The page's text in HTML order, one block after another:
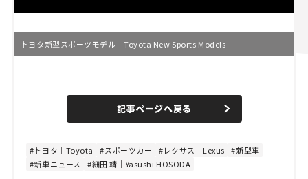
トヨタ新型スポーツモデル｜Toyota New Sports Models
n
e
d
8
8
記事ページへ戻る
トヨタ｜Toyota スポーツカー レクサス｜Lexus
新型車
新車ニュース
細田 靖｜Yasushi HOSODA